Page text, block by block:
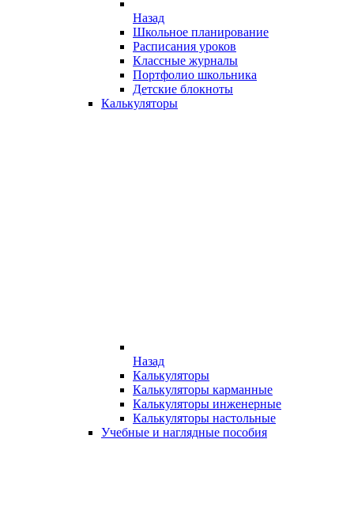
Назад
Школьное планирование
Расписания уроков
Классные журналы
Портфолио школьника
Детские блокноты
Калькуляторы
Назад
Калькуляторы
Калькуляторы карманные
Калькуляторы инженерные
Калькуляторы настольные
Учебные и наглядные пособия